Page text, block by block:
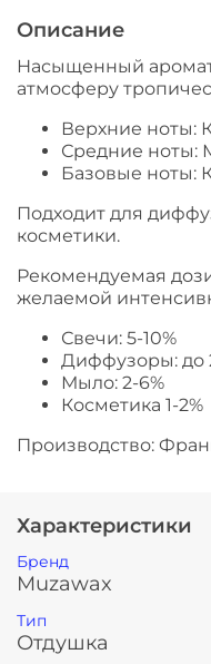
Описание
Насыщенный
атмосферу
Верхние ноты:
Средние ноты:
Базовые ноты:
Подходит для
косметики.
Рекомендуемая
желаемой
Свечи: 5-10%
Диффузоры: до
Мыло: 2-6%
Косметика 1-2%
Производство:
Характеристики
Бренд
Muzawax
Тип
Отдушка